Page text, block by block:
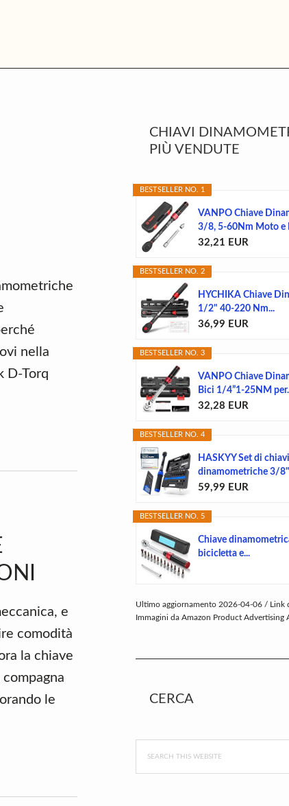
nella
D-Torq
e
comodità
la chiave
le
Primary
Sidebar
CHIAVI
PIÙ VENDUTE
BESTSELLER NO. 1
VANPO Chiave
3/8, 5-60Nm Moto e
32,21 EUR
BESTSELLER NO. 2
HYCHIKA Chiave
1/2" 40-220 Nm...
36,99 EUR
BESTSELLER NO. 3
VANPO Chiave
Bici 1/4”1-25NM
32,28 EUR
BESTSELLER NO. 4
HASKYY Set di chiavi
dinamometriche 3/
59,99 EUR
BESTSELLER NO. 5
Chiave
bicicletta e...
Ultimo aggiornamento 2026-04-06 / Link
Immagini da Amazon Product Advertising
CERCA